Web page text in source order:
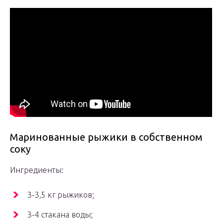
Маринованные рыжики в собственном
соку
Ингредиенты:
3-3,5 кг рыжиков;
3-4 стакана воды;